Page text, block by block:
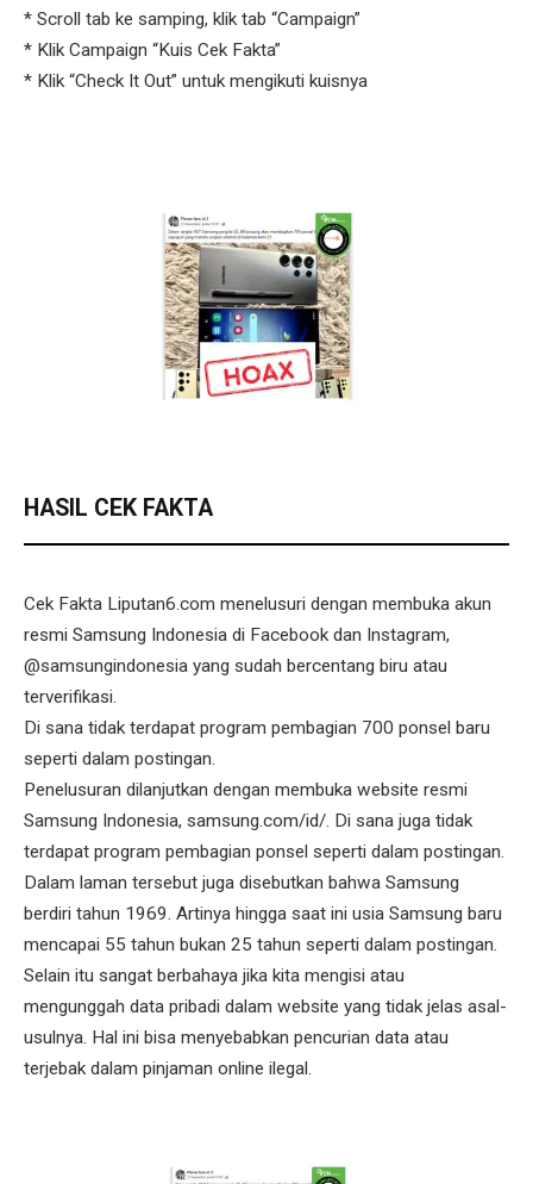
* Scroll tab ke samping, klik tab “Campaign”
* Klik Campaign “Kuis Cek Fakta”
* Klik “Check It Out” untuk mengikuti kuisnya
HASIL CEK FAKTA
Cek Fakta Liputan6.com menelusuri dengan membuka akun
resmi Samsung Indonesia di Facebook dan Instagram,
@samsungindonesia yang sudah bercentang biru atau
terverifikasi.
Di sana tidak terdapat program pembagian 700 ponsel baru
seperti dalam postingan.
Penelusuran dilanjutkan dengan membuka website resmi
Samsung Indonesia, samsung.com/id/. Di sana juga tidak
terdapat program pembagian ponsel seperti dalam postingan.
Dalam laman tersebut juga disebutkan bahwa Samsung
berdiri tahun 1969. Artinya hingga saat ini usia Samsung baru
mencapai 55 tahun bukan 25 tahun seperti dalam postingan.
Selain itu sangat berbahaya jika kita mengisi atau
mengunggah data pribadi dalam website yang tidak jelas asal-
usulnya. Hal ini bisa menyebabkan pencurian data atau
terjebak dalam pinjaman online ilegal.